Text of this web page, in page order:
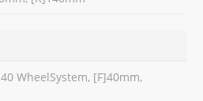
WheelSystem, [F]40mm,